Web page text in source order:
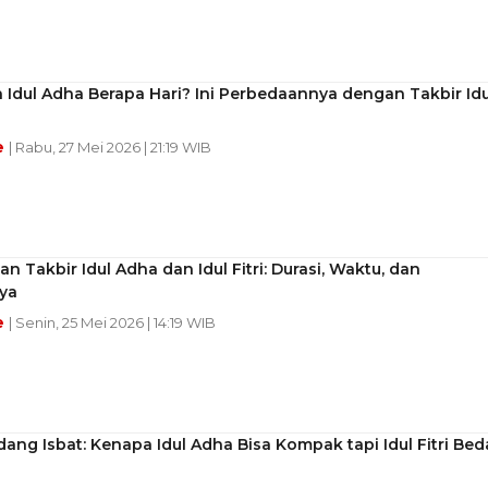
Idul Adha Berapa Hari? Ini Perbedaannya dengan Takbir
| Rabu, 27 Mei 2026 | 21:19 WIB
Takbir Idul Adha dan Idul Fitri: Durasi, Waktu, dan
| Senin, 25 Mei 2026 | 14:19 WIB
Isbat: Kenapa Idul Adha Bisa Kompak tapi Idul Fitri